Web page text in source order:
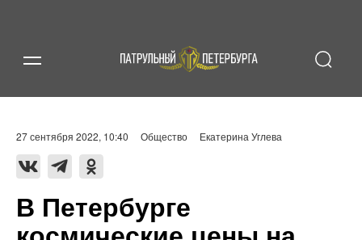
27 сентября 2022, 10:40 Общество Екатерина Углева
В Петербурге